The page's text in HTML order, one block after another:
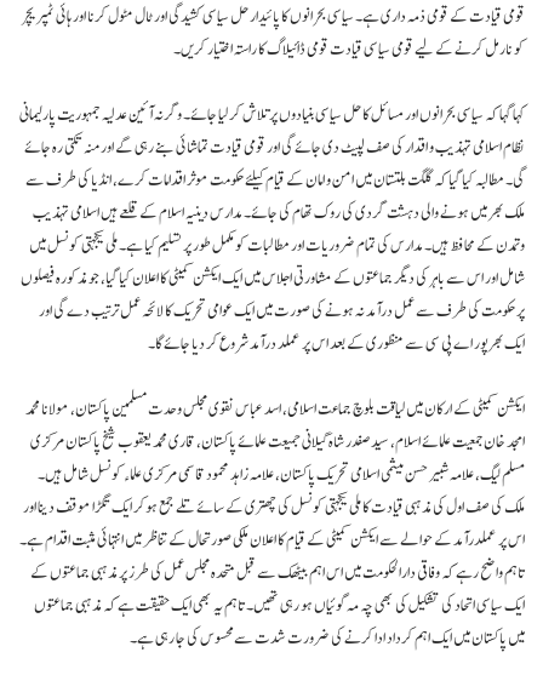
قومی قیادت کے قومی ذمہ داری ہے۔ سیاسی بحرانوں کا پائیدار حل سیاسی کشیدگی اور ٹال مٹول کرنا اور ہائی ٹمپریچر
کو نارمل کرنے کے لیے قومی سیاسی قیادت قومی ڈائیلاگ کا راستہ اختیار کریں۔
کہا گہا کہ سیاسی بحرانوں اور مسائل کا حل سیاسی بنیادوں پر تلاش کر لیا جائے۔ وگرنہ آئین عدلیہ جمہوریت پارلیمانی
نظام اسلامی تہذیب و اقدار کی صف لپیٹ دی جائے گی اور قومی قیادت تماشائی بنے رہی گے اور منہ تکتی رہ جائے
گی۔ مطالبہ کیا گیا کہ گلگت بلتستان میں امن و امان کے قیام کیلئے حکومت موثر اقدامات کرے، انڈیا کی طرف سے
ملک بھر میں ہونے والی دہشت گردی کی روک تھام کی جائے۔ مدارس دینیہ اسلام کے قلعے ہیں اسلامی تہذیب
وتمدن کے محافظ ہیں۔ مدارس کی تمام ضروریات اور مطالبات کو مکمل طور پر تسلیم کیا ہے۔ ملی یکجہتی کونسل میں
شامل اور اس سے باہر کی دیگر جماعتوں کے مشاورتی اجلاس میں ایک ایکشن کمیٹی کا اعلان کیا گیا، جو مذکورہ فیصلوں
پر حکومت کی طرف سے عمل درآمد نہ ہونے کی صورت میں ایک عوامی تحریک کا لائحہ عمل ترتیب دے گی اور
ایک بھرپور اے پی سی سے منظوری کے بعد اس پر عملد درآمد شروع کر دیا جائے گا۔
ایکشن کمیٹی کے ارکان میں لیاقت بلوچ جماعت اسلامی، اسد عباس نقوی مجلس وحدت مسلمین پاکستان، مولانا محمد
امجد خان جمعیت علمائے اسلام، سید صفدر شاہ گیلانی جمیعت علمائے پاکستان، قاری محمد یعقوب شیخ پاکستان مرکزی
مسلم لیگ، علامہ شبیر حسن میثمی اسلامی تحریک پاکستان، علامہ زاہد محمود قاسمی مرکزی علماء کونسل شامل ہیں۔
ملک کی صف اول کی مذہبی قیادت کا ملی یکجہتی کونسل کی چھتری کے سائے تلے جمع ہوکر ایک تگڑا موقف دینا اور
اس پر عملدرآمد کے حوالے سے ایکشن کمیٹی کے قیام کا اعلان ملکی صورتحال کے تناظر میں انتہائی مثبت اقدام ہے۔
تاہم واضح رہے کہ وفاقی دارالحکومت میں اس اہم بیٹھک سے قبل متحدہ مجلس عمل کی طرز پر مذہبی جماعتوں کے
ایک سیاسی اتحاد کی تشکیل کی بھی چہ مہ گوئیاں ہو رہی تھیں۔ تاہم یہ بھی ایک حقیقت ہے کہ مذہبی جماعتوں
میں پاکستان میں ایک اہم کرداد ادا کرنے کی ضرورت شدت سے محسوس کی جا رہی ہے۔